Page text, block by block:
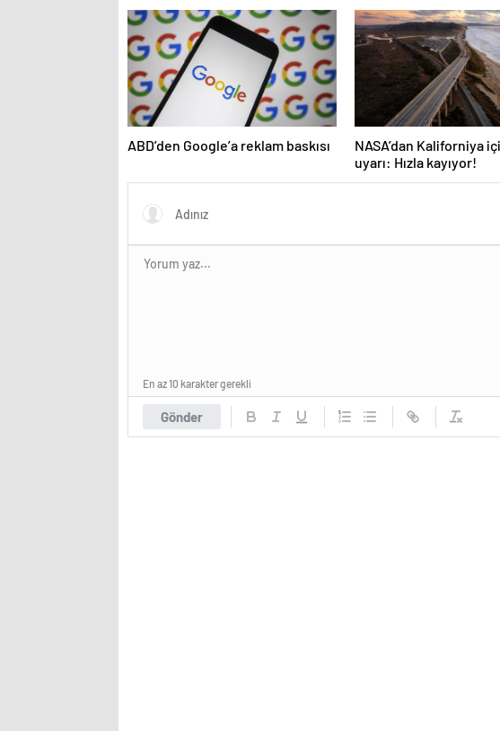
ABD’den Google’a reklam baskısı
NASA’dan Kaliforniya
uyarı: Hızla kayıyor!
Gönder
En az 10 karakter gerekli